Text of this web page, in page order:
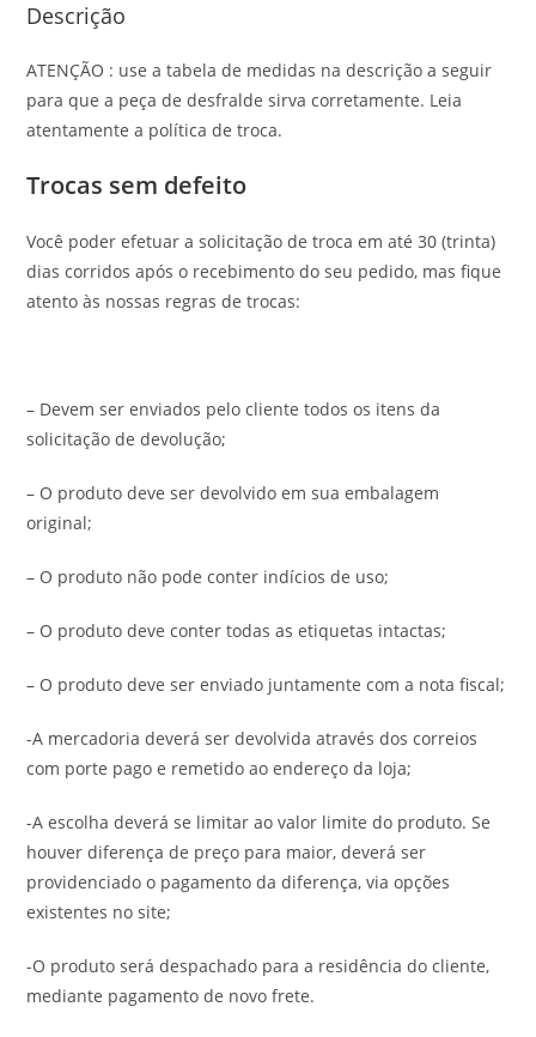
Descrição
ATENÇÃO : use a tabela de medidas na descrição a seguir
para que a peça de desfralde sirva corretamente. Leia
atentamente a política de troca.
Trocas sem defeito
Você poder efetuar a solicitação de troca em até 30 (trinta)
dias corridos após o recebimento do seu pedido, mas fique
atento às nossas regras de trocas:
– Devem ser enviados pelo cliente todos os itens da
solicitação de devolução;
– O produto deve ser devolvido em sua embalagem
original;
– O produto não pode conter indícios de uso;
– O produto deve conter todas as etiquetas intactas;
– O produto deve ser enviado juntamente com a nota fiscal;
-A mercadoria deverá ser devolvida através dos correios
com porte pago e remetido ao endereço da loja;
-A escolha deverá se limitar ao valor limite do produto. Se
houver diferença de preço para maior, deverá ser
providenciado o pagamento da diferença, via opções
existentes no site;
-O produto será despachado para a residência do cliente,
mediante pagamento de novo frete.